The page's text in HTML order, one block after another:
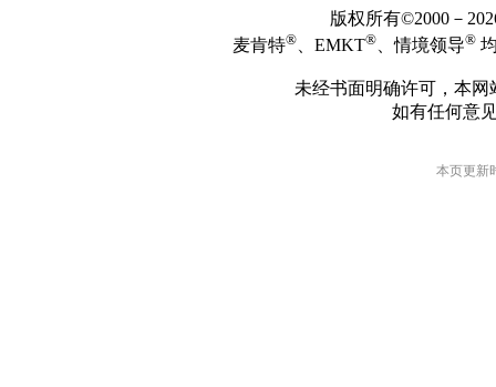
版权所有©2000－
麦肯特® 、EMKT® 、情境领导®
未经书面明确许可，本
如有任何意
本页更新